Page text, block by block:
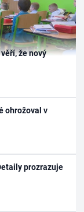
že nový
ohrožoval v
prozrazuje